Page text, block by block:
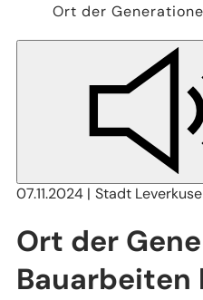
Ort der
07.11.2024 Stadt
Ort der
Bauarbeiten